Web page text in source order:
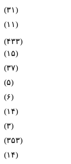
(۳۱)
(۱۱)
(۴۳۳)
(۱۵)
(۳۷)
(۵)
(۶)
(۱۴)
(۳)
(۳۵۳)
(۱۴)